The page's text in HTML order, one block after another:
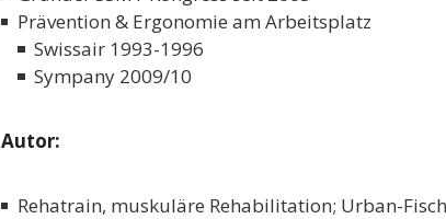
Prävention & Ergonomie am Arbeitsplatz
Swissair 1993-1996
Sympany 2009/10
Autor:
Rehatrain, muskuläre Rehabilitation; Urban-